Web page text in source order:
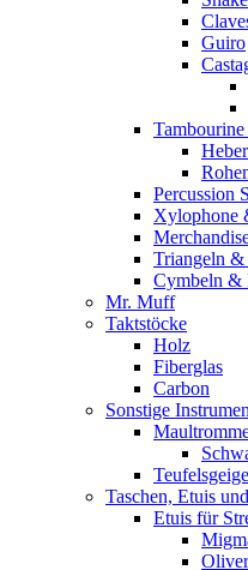
Guiro
Percussion
Xylophone
Triangeln
Cymbeln &
Mr. Muff
Taktstöcke
Holz
Fiberglas
Carbon
Sonstige
Teufelsgeige
Taschen, Etuis
Etuis für